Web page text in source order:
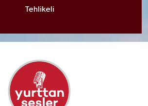
Tehlikeli